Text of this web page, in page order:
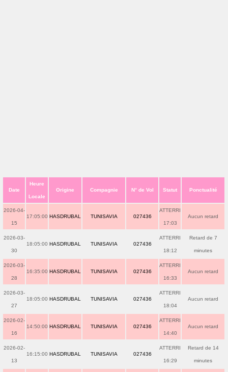
Date
Heure
Locale
Origine Compagnie N° de Vol Statut Ponctualité
2026-04-
15
17:05:00 HASDRUBAL TUNISAVIA 027436
ATTERRI
17:03
Aucun retard
2026-03-
30
18:05:00 HASDRUBAL TUNISAVIA 027436
ATTERRI
18:12
Retard de 7
minutes
2026-03-
28
16:35:00 HASDRUBAL TUNISAVIA 027436
ATTERRI
16:33
Aucun retard
2026-03-
27
18:05:00 HASDRUBAL TUNISAVIA 027436
ATTERRI
18:04
Aucun retard
2026-02-
16
14:50:00 HASDRUBAL TUNISAVIA 027436
ATTERRI
14:40
Aucun retard
2026-02-
13
16:15:00 HASDRUBAL TUNISAVIA 027436
ATTERRI
16:29
Retard de 14
minutes